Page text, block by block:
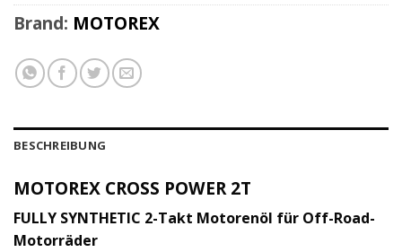
Brand: MOTOREX
BESCHREIBUNG
MOTOREX CROSS POWER 2T
FULLY SYNTHETIC 2-Takt Motorenöl für Off-Road-
Motorräder